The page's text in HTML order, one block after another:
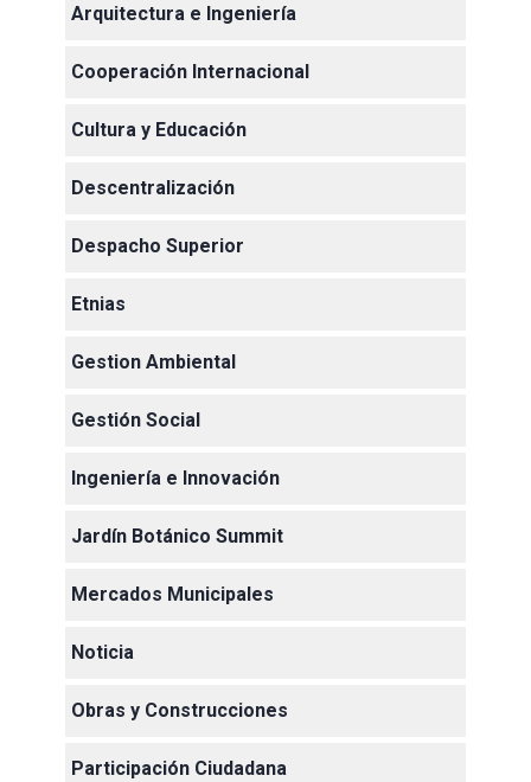
Arquitectura e Ingeniería
Cooperación Internacional
Cultura y Educación
Descentralización
Despacho Superior
Etnias
Gestion Ambiental
Gestión Social
Ingeniería e Innovación
Jardín Botánico Summit
Mercados Municipales
Noticia
Obras y Construcciones
Participación Ciudadana